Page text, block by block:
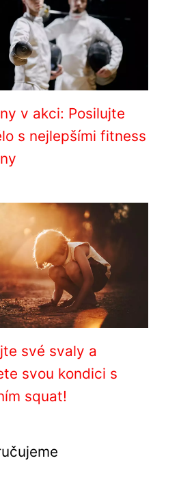
v akci: Posilujte
s nejlepšími fitness
své svaly a
svou kondici s
squat!